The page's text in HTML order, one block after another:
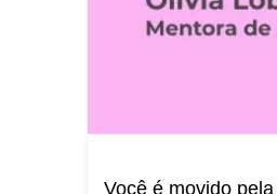
Você é movido